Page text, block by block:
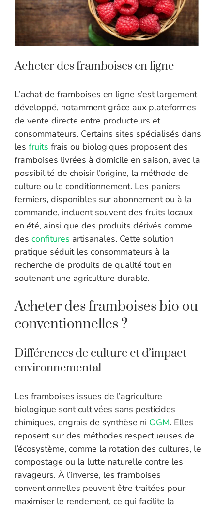
Acheter des framboises en ligne
L’achat de framboises en ligne s’est largement
développé, notamment grâce aux plateformes
de vente directe entre producteurs et
consommateurs. Certains sites spécialisés dans
les fruits frais ou biologiques proposent des
framboises livrées à domicile en saison, avec la
possibilité de choisir l’origine, la méthode de
culture ou le conditionnement. Les paniers
fermiers, disponibles sur abonnement ou à la
commande, incluent souvent des fruits locaux
en été, ainsi que des produits dérivés comme
des confitures artisanales. Cette solution
pratique séduit les consommateurs à la
recherche de produits de qualité tout en
soutenant une agriculture durable.
Acheter des framboises bio ou
conventionnelles ?
Différences de culture et d’impact
environnemental
Les framboises issues de l’agriculture
biologique sont cultivées sans pesticides
chimiques, engrais de synthèse ni OGM. Elles
reposent sur des méthodes respectueuses de
l’écosystème, comme la rotation des cultures, le
compostage ou la lutte naturelle contre les
ravageurs. À l’inverse, les framboises
conventionnelles peuvent être traitées pour
maximiser le rendement, ce qui facilite la